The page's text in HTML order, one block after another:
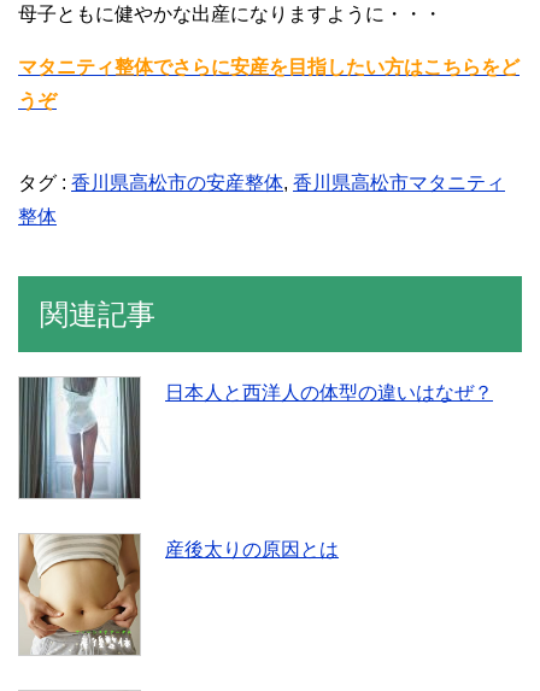
母子ともに健やかな出産になりますように・・・
マタニティ整体でさらに安産を目指したい方はこちらをど
うぞ
タグ : 香川県高松市の安産整体, 香川県高松市マタニティ
整体
関連記事
日本人と西洋人の体型の違いはなぜ？
産後太りの原因とは